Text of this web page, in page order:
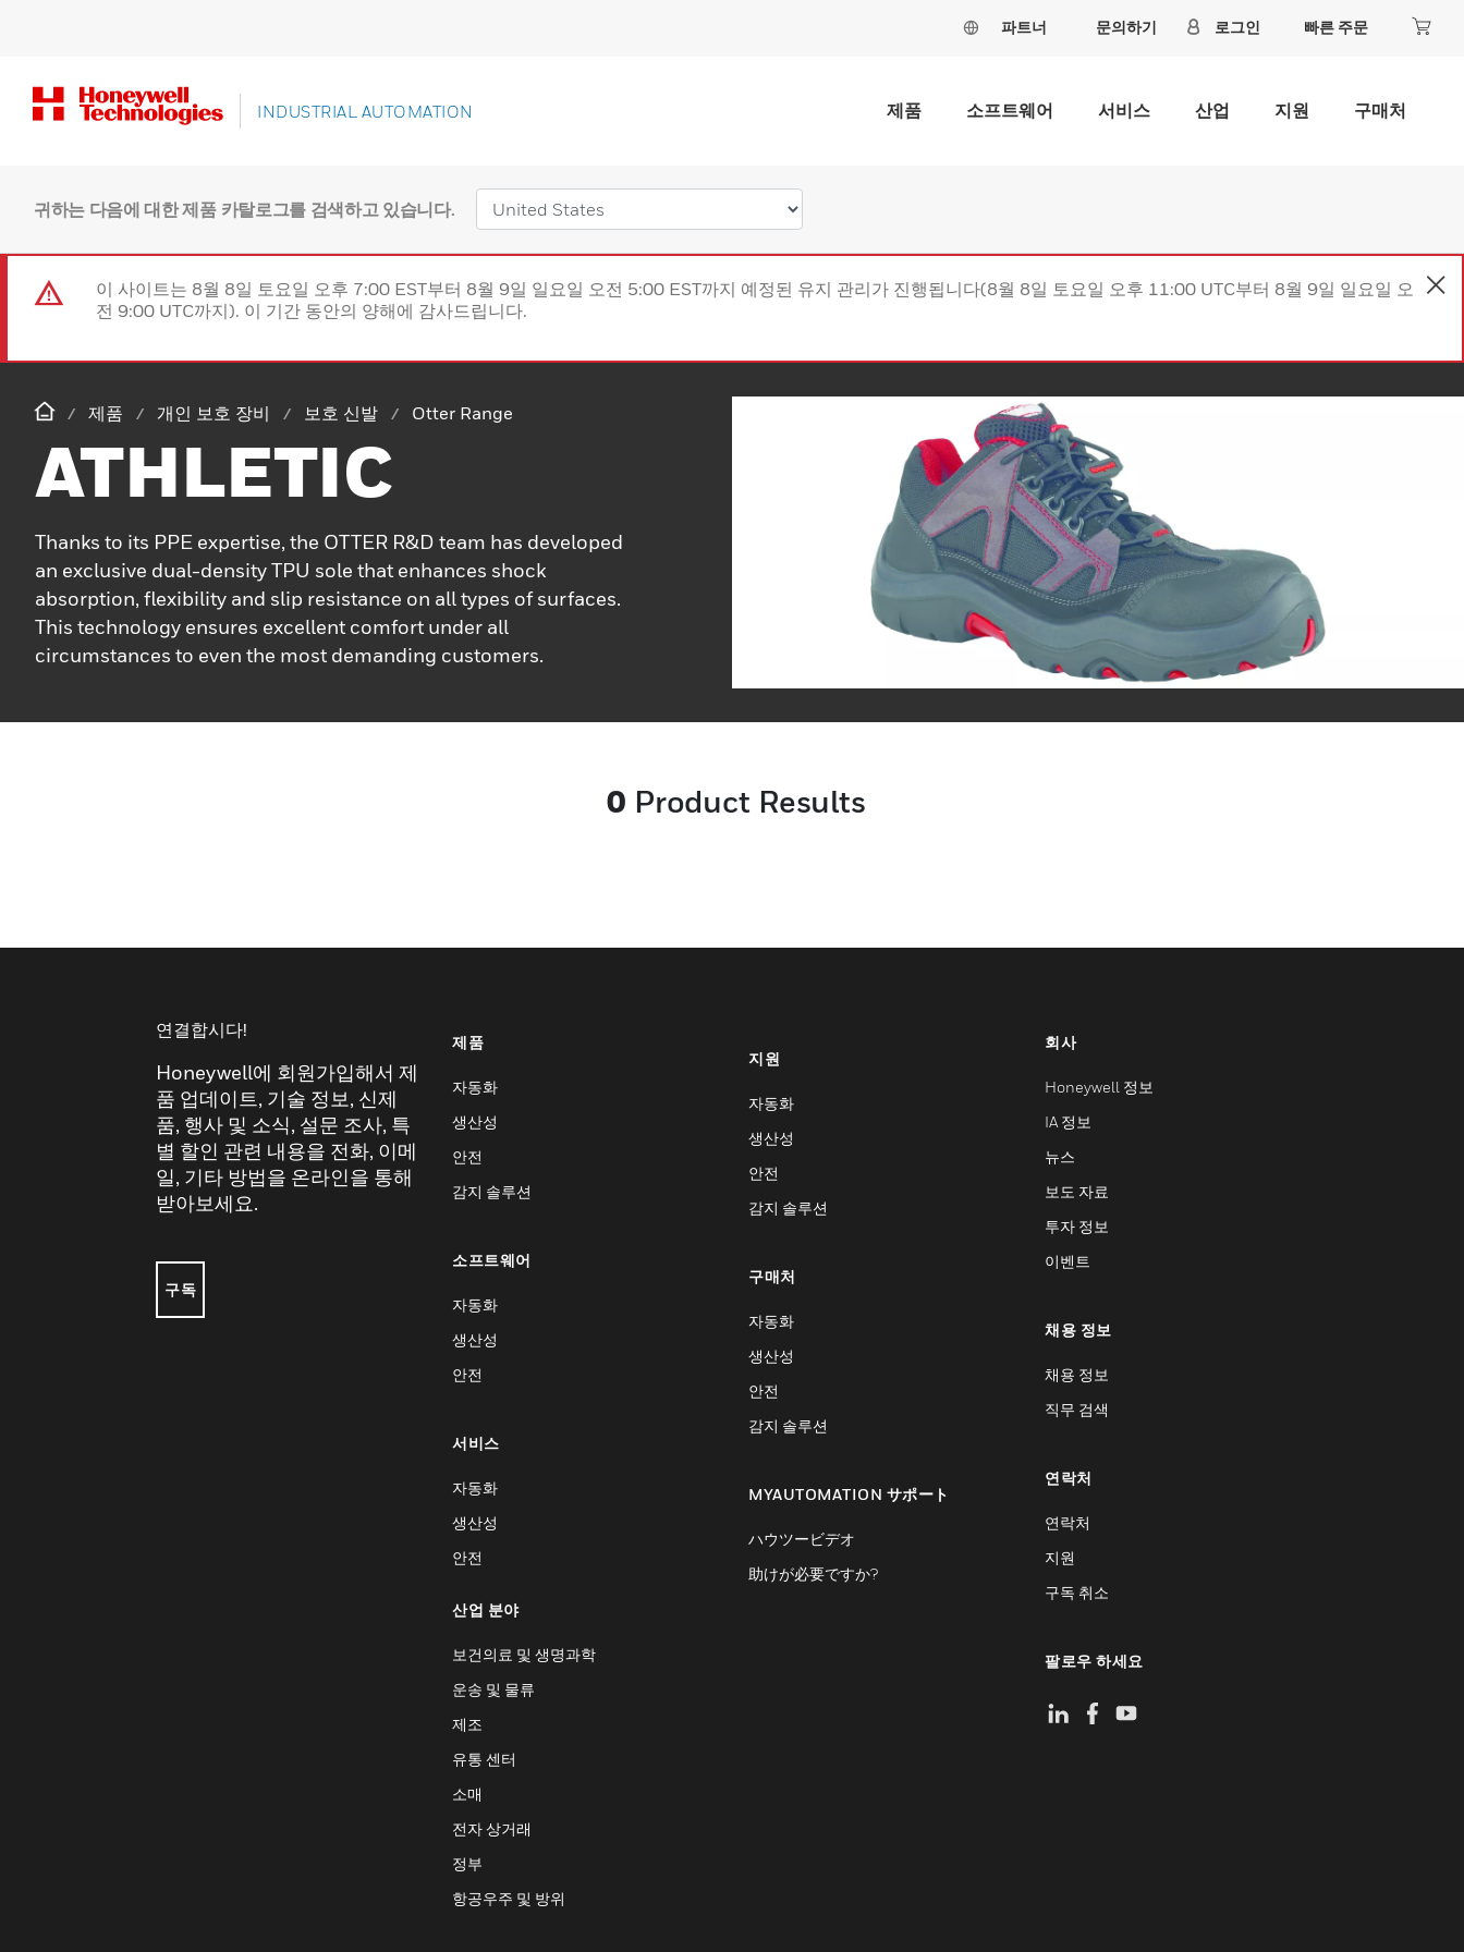
파트너 문의하기 로그인 빠른 주문
INDUSTRIAL AUTOMATION 제품 소프트웨어 서비스 산업 지원 구매처
귀하는 다음에 대한 제품 카탈로그를 검색하고 있습니다.
이 사이트는 8월 8일 토요일 오후 7:00 EST부터 8월 9일 일요일 오전 5:00 EST까지 예정된 유지 관리가 진행됩니다(8월 8일 토요일 오후 11:00 UTC부터 8월 9일 일요일 오
전 9:00 UTC까지). 이 기간 동안의 양해에 감사드립니다.
제품 개인 보호 장비 보호 신발 Otter Range
ATHLETIC
Thanks to its PPE expertise, the OTTER R&D team has developed
an exclusive dual-density TPU sole that enhances shock
absorption, flexibility and slip resistance on all types of surfaces.
This technology ensures excellent comfort under all
circumstances to even the most demanding customers.
0 Product Results
연결합시다!
Honeywell에 회원가입해서 제
품 업데이트, 기술 정보, 신제
품, 행사 및 소식, 설문 조사, 특
별 할인 관련 내용을 전화, 이메
일, 기타 방법을 온라인을 통해
받아보세요.
구독
제품
자동화
생산성
안전
감지 솔루션
소프트웨어
자동화
생산성
안전
서비스
자동화
생산성
안전
산업 분야
보건의료 및 생명과학
운송 및 물류
제조
유통 센터
소매
전자 상거래
정부
항공우주 및 방위
지원
자동화
생산성
안전
감지 솔루션
구매처
자동화
생산성
안전
감지 솔루션
MYAUTOMATION サポート
ハウツービデオ
助けが必要ですか?
회사
Honeywell 정보
IA 정보
뉴스
보도 자료
투자 정보
이벤트
채용 정보
채용 정보
직무 검색
연락처
연락처
지원
구독 취소
팔로우 하세요